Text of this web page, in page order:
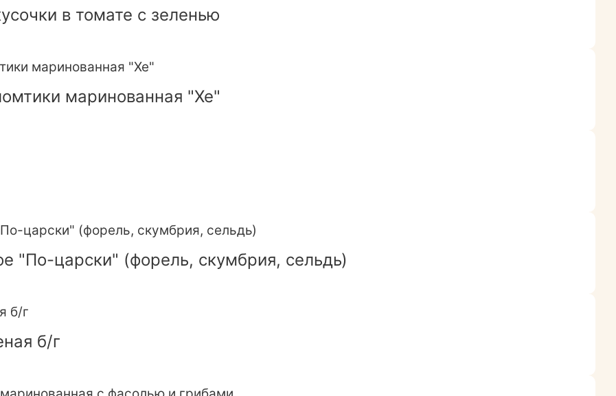
в томате с зеленью
маринованная "Хе"
"По-царски" (форель, скумбрия, сельдь)
б/г